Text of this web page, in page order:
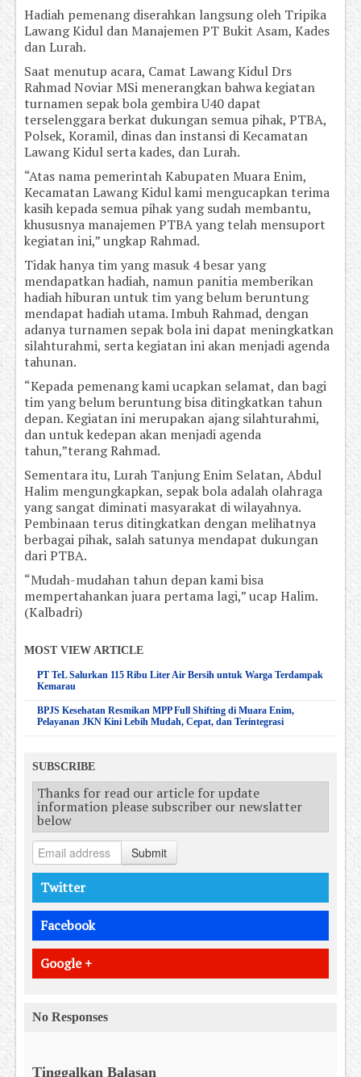
Hadiah pemenang diserahkan langsung oleh Tripika
Lawang Kidul dan Manajemen PT Bukit Asam, Kades
dan Lurah.
Saat menutup acara, Camat Lawang Kidul Drs
Rahmad Noviar MSi menerangkan bahwa kegiatan
turnamen sepak bola gembira U40 dapat
terselenggara berkat dukungan semua pihak, PTBA,
Polsek, Koramil, dinas dan instansi di Kecamatan
Lawang Kidul serta kades, dan Lurah.
“Atas nama pemerintah Kabupaten Muara Enim,
Kecamatan Lawang Kidul kami mengucapkan terima
kasih kepada semua pihak yang sudah membantu,
khususnya manajemen PTBA yang telah mensuport
kegiatan ini,” ungkap Rahmad.
Tidak hanya tim yang masuk 4 besar yang
mendapatkan hadiah, namun panitia memberikan
hadiah hiburan untuk tim yang belum beruntung
mendapat hadiah utama. Imbuh Rahmad, dengan
adanya turnamen sepak bola ini dapat meningkatkan
silahturahmi, serta kegiatan ini akan menjadi agenda
tahunan.
“Kepada pemenang kami ucapkan selamat, dan bagi
tim yang belum beruntung bisa ditingkatkan tahun
depan. Kegiatan ini merupakan ajang silahturahmi,
dan untuk kedepan akan menjadi agenda
tahun,”terang Rahmad.
Sementara itu, Lurah Tanjung Enim Selatan, Abdul
Halim mengungkapkan, sepak bola adalah olahraga
yang sangat diminati masyarakat di wilayahnya.
Pembinaan terus ditingkatkan dengan melihatnya
berbagai pihak, salah satunya mendapat dukungan
dari PTBA.
“Mudah-mudahan tahun depan kami bisa
mempertahankan juara pertama lagi,” ucap Halim.
(Kalbadri)
MOST VIEW ARTICLE
PT TeL Salurkan 115 Ribu Liter Air Bersih untuk Warga Terdampak
Kemarau
BPJS Kesehatan Resmikan MPP Full Shifting di Muara Enim,
Pelayanan JKN Kini Lebih Mudah, Cepat, dan Terintegrasi
SUBSCRIBE
Thanks for read our article for update
information please subscriber our newslatter
below
Submit
Twitter
Facebook
Google +
No Responses
Tinggalkan Balasan